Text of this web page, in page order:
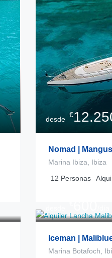
desde
€
Nomad |
Marina Ibiza, Ibiza
12 Personas
Iceman |
Marina Botafoch,